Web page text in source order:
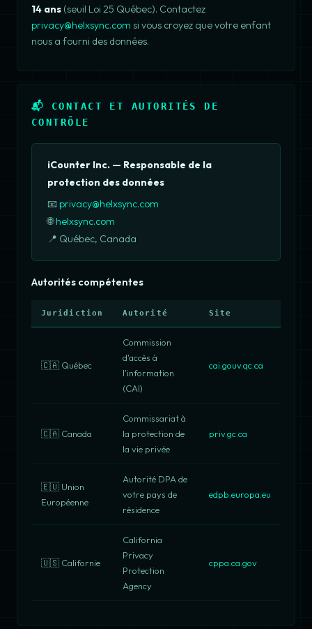
14 ans (seuil Loi 25 Québec). Contactez
privacy@helxsync.com si vous croyez que votre enfant
nous a fourni des données.
📬 CONTACT ET AUTORITÉS DE
CONTRÔLE
iCounter Inc. — Responsable de la
protection des données
📧privacy@helxsync.com
🌐helxsync.com
📍 Québec, Canada
Autorités compétentes
Juridiction Autorité Site
🇨🇦 Québec
Commission
d'accès à
l'information
(CAI)
cai.gouv.qc.ca
🇨🇦 Canada
Commissariat à
la protection de
la vie privée
priv.gc.ca
🇪🇺 Union
Européenne
Autorité DPA de
votre pays de
résidence
edpb.europa.eu
🇺🇸 Californie
California
Privacy
Protection
Agency
cppa.ca.gov